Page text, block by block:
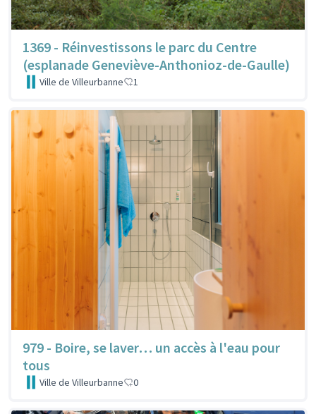
1369 - Réinvestissons le parc du Centre
(esplanade Geneviève-Anthonioz-de-Gaulle)
Ville de Villeurbanne 1
979 - Boire, se laver… un accès à l'eau pour
tous
Ville de Villeurbanne 0